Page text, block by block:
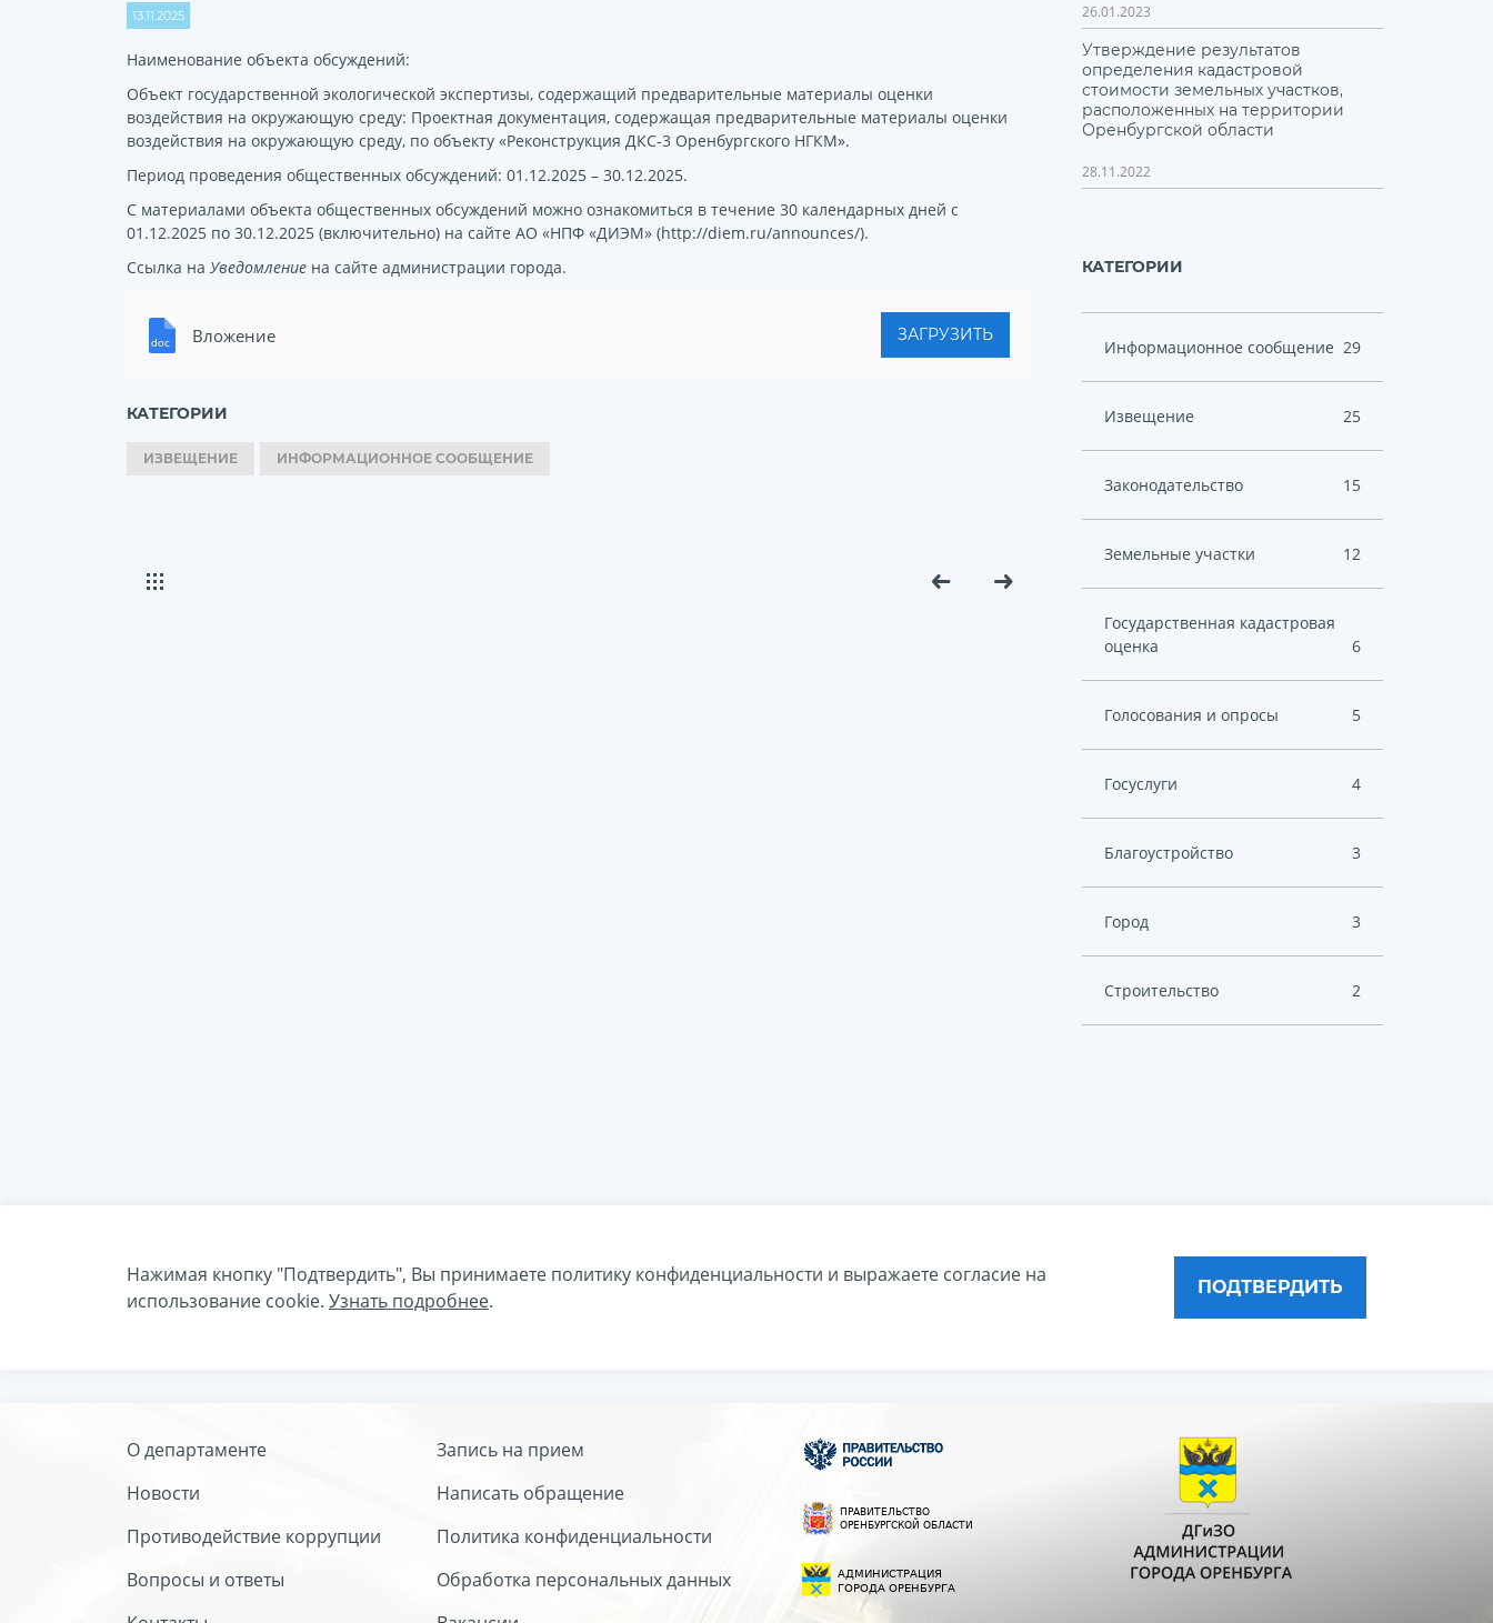
13.11.2025
Наименование объекта обсуждений:
Объект государственной экологической экспертизы, содержащий предварительные материалы оценки
воздействия на окружающую среду: Проектная документация, содержащая предварительные материалы оценки
воздействия на окружающую среду, по объекту «Реконструкция ДКС-3 Оренбургского НГКМ».
Период проведения общественных обсуждений: 01.12.2025 – 30.12.2025.
С материалами объекта общественных обсуждений можно ознакомиться в течение 30 календарных дней с
01.12.2025 по 30.12.2025 (включительно) на сайте АО «НПФ «ДИЭМ» (http://diem.ru/announces/).
Ссылка на Уведомление на сайте администрации города.
Вложение ЗАГРУЗИТЬ
КАТЕГОРИИ
ИЗВЕЩЕНИЕ ИНФОРМАЦИОННОЕ СООБЩЕНИЕ
26.01.2023
Утверждение результатов
определения кадастровой
стоимости земельных участков,
расположенных на территории
Оренбургской области
28.11.2022
КАТЕГОРИИ
Информационное сообщение 29
Извещение 25
Законодательство 15
Земельные участки 12
Государственная кадастровая
оценка
6
Голосования и опросы 5
Госуслуги 4
Благоустройство 3
Город 3
Cтроительство 2
Нажимая кнопку "Подтвердить", Вы принимаете политику конфиденциальности и выражаете согласие на
использование cookie. Узнать подробнее.
ПОДТВЕРДИТЬ
О департаменте
Новости
Противодействие коррупции
Вопросы и ответы
Запись на прием
Написать обращение
Политика конфиденциальности
Обработка персональных данных